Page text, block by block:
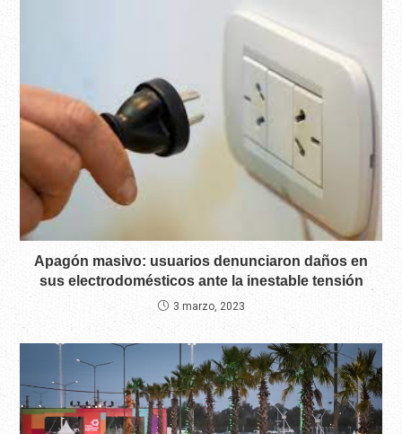
Apagón masivo: usuarios denunciaron daños en
sus electrodomésticos ante la inestable tensión
3 marzo, 2023